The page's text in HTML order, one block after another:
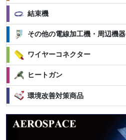
結束機
その他の電線加工機・周辺機器
ワイヤーコネクター
ヒートガン
環境改善対策商品